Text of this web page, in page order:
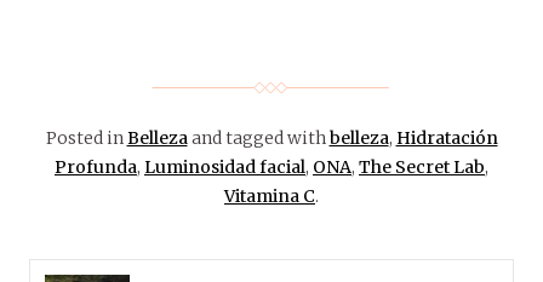
Posted inBellezaand tagged withbelleza, Hidratación
Profunda, Luminosidad facial, ONA, The Secret Lab,
Vitamina C.